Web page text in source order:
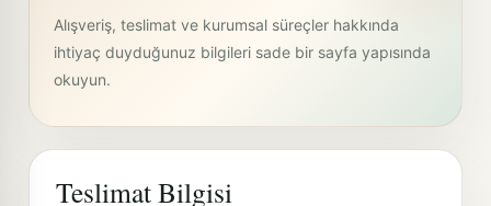
Alışveriş, teslimat ve kurumsal süreçler hakkında
ihtiyaç duyduğunuz bilgileri sade bir sayfa yapısında
okuyun.
Teslimat Bilgisi